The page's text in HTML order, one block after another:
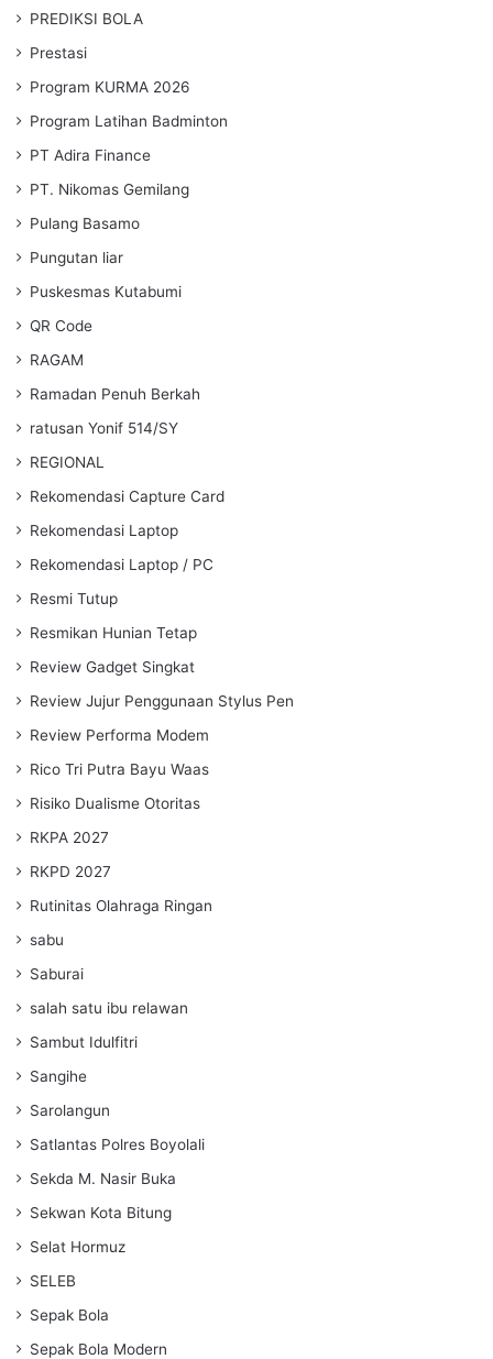
PREDIKSI BOLA
Prestasi
Program KURMA 2026
Program Latihan Badminton
PT Adira Finance
PT. Nikomas Gemilang
Pulang Basamo
Pungutan liar
Puskesmas Kutabumi
QR Code
RAGAM
Ramadan Penuh Berkah
ratusan Yonif 514/SY
REGIONAL
Rekomendasi Capture Card
Rekomendasi Laptop
Rekomendasi Laptop / PC
Resmi Tutup
Resmikan Hunian Tetap
Review Gadget Singkat
Review Jujur Penggunaan Stylus Pen
Review Performa Modem
Rico Tri Putra Bayu Waas
Risiko Dualisme Otoritas
RKPA 2027
RKPD 2027
Rutinitas Olahraga Ringan
sabu
Saburai
salah satu ibu relawan
Sambut Idulfitri
Sangihe
Sarolangun
Satlantas Polres Boyolali
Sekda M. Nasir Buka
Sekwan Kota Bitung
Selat Hormuz
SELEB
Sepak Bola
Sepak Bola Modern